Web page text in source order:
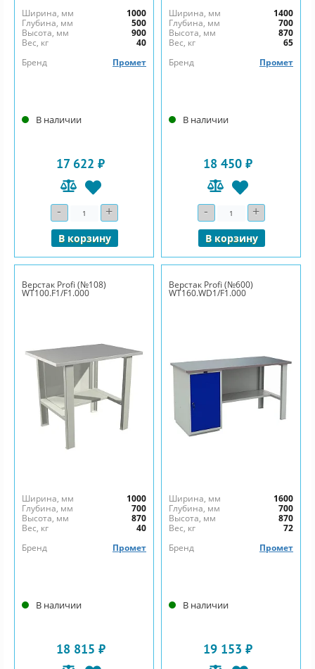
Ширина, мм
1000
Глубина, мм
500
Высота, мм
900
Вес, кг
40
Бренд
Промет
В наличии
17 622 ₽
- Количество+
В корзину
Ширина, мм
1400
Глубина, мм
700
Высота, мм
870
Вес, кг
65
Бренд
Промет
В наличии
18 450 ₽
- Количество+
В корзину
Верстак Profi (№108)
WT100.F1/F1.000
Ширина, мм
1000
Глубина, мм
700
Высота, мм
870
Вес, кг
40
Бренд
Промет
В наличии
18 815 ₽
Верстак Profi (№600)
WT160.WD1/F1.000
Ширина, мм
1600
Глубина, мм
700
Высота, мм
870
Вес, кг
72
Бренд
Промет
В наличии
19 153 ₽